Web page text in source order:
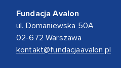
Fundacja Avalon
ul. Domaniewska 50A
02-672 Warszawa
kontakt@fundacjaavalon.pl